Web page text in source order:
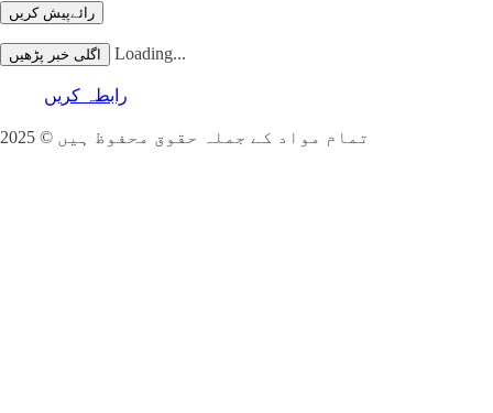
اگلی خبر پڑھیں Loading...
رابطہ کریں
تمام مواد کے جملہ حقوق محفوظ ہیں © 2025